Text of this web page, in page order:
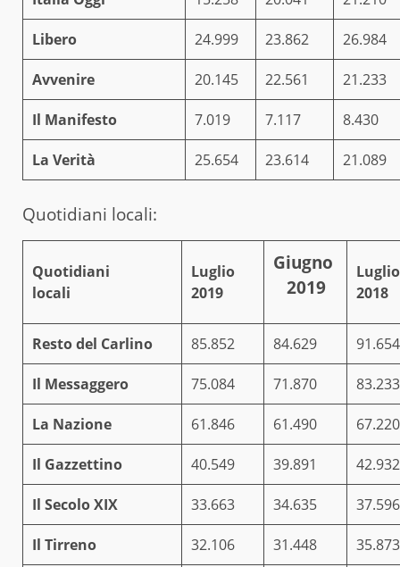
Libero 24.999 23.862 26.984
Avvenire 20.145 22.561 21.233
Il Manifesto 7.019 7.117 8.430
La Verità 25.654 23.614 21.089
Quotidiani locali:
Quotidiani
locali
Luglio
2019
Giugno
2019
Luglio
2018
Resto del Carlino 85.852 84.629 91.654
Il Messaggero 75.084 71.870 83.233
La Nazione 61.846 61.490 67.220
Il Gazzettino 40.549 39.891 42.932
Il Secolo XIX 33.663 34.635 37.596
Il Tirreno 32.106 31.448 35.873